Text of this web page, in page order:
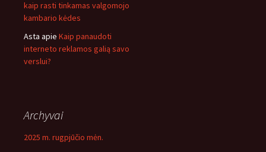
kaip rasti tinkamas valgomojo
kambario kėdes
Asta apie Kaip panaudoti
interneto reklamos galią savo
verslui?
Archyvai
2025 m. rugpjūčio mėn.